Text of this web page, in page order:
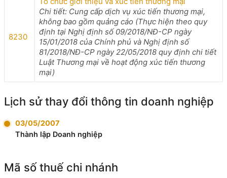
8230
Chi tiết: Cung cấp dịch vụ xúc tiến thương mại,
không bao gồm quảng cáo (Thực hiện theo quy
định tại Nghị định số 09/2018/NĐ-CP ngày
15/01/2018 của Chính phủ và Nghị định số
81/2018/NĐ-CP ngày 22/05/2018 quy định chi tiết
Luật Thương mại về hoạt động xúc tiến thương
mại)
Lịch sử thay đổi thông tin doanh nghiệp
03/05/2007
Thành lập Doanh nghiệp
Mã số thuế chi nhánh